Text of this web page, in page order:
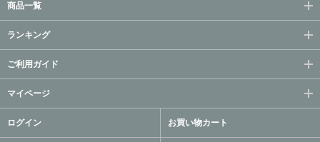
商品一覧
ランキング
ご利用ガイド
マイページ
ログイン お買い物カート